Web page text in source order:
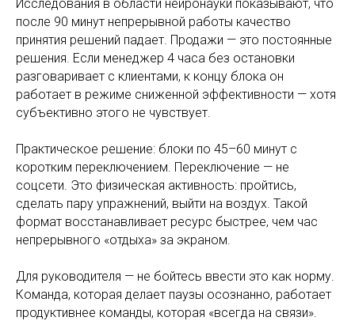
Исследования в области нейронауки показывают, что
после 90 минут непрерывной работы качество
принятия решений падает. Продажи — это постоянные
решения. Если менеджер 4 часа без остановки
разговаривает с клиентами, к концу блока он
работает в режиме сниженной эффективности — хотя
субъективно этого не чувствует.
Практическое решение: блоки по 45–60 минут с
коротким переключением. Переключение — не
соцсети. Это физическая активность: пройтись,
сделать пару упражнений, выйти на воздух. Такой
формат восстанавливает ресурс быстрее, чем час
непрерывного «отдыха» за экраном.
Для руководителя — не бойтесь ввести это как норму.
Команда, которая делает паузы осознанно, работает
продуктивнее команды, которая «всегда на связи».